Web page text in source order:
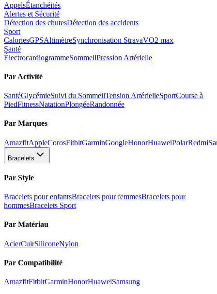
AppelsÉtanchéités
Alertes et Sécurité
Détection des chutesDétection des accidents
Sport
CaloriesGPSAltimètreSynchronisation StravaVO2 max
Santé
ÉlectrocardiogrammeSommeilPression Artérielle
Par Activité
SantéGlycémieSuivi du SommeilTension ArtérielleSportCourse à
PiedFitnessNatationPlongéeRandonnée
Par Marques
AmazfitAppleCorosFitbitGarminGoogleHonorHuaweiPolarRedmi
Bracelets
Par Style
Bracelets pour enfantsBracelets pour femmesBracelets pour
hommesBracelets Sport
Par Matériau
AcierCuirSiliconeNylon
Par Compatibilité
AmazfitFitbitGarminHonorHuaweiSamsung